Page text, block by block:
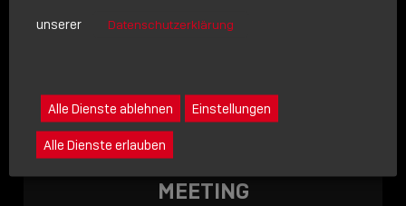
LINDY ACADEMY
JETZT ONLINE
VERFÜGBAR: DIE
LINDY ACADEMY –
WISSEN, DAS
Schreiben Sie lieber? Dann schicken Sie uns gerne eine
MEETING
unserer
Datenschutzerklärung
Alle Dienste ablehnen Einstellungen
Alle Dienste erlauben